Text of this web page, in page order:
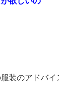
装のアドバイ